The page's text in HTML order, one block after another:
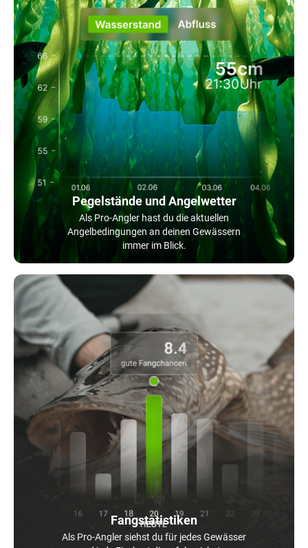
Pegelstände und Angelwetter
Als Pro-Angler hast du die aktuellen
Angelbedingungen an deinen Gewässern
immer im Blick.
Fangstatistiken
Als Pro-Angler siehst du für jedes Gewässer